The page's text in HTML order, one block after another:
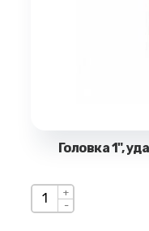
Головка 1",
+
-